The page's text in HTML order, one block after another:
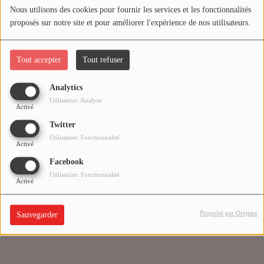
Nous utilisons des cookies pour fournir les services et les fonctionnalités
proposés sur notre site et pour améliorer l'expérience de nos utilisateurs.
Tout accepter Tout refuser
Analytics
Activé
Utilisation: Analyse
Twitter
Activé
Utilisation: Fonctionnalité
Facebook
Activé
Utilisation: Fonctionnalité
Sauvegarder Propulsé par Orejime
Médias
PODCASTS
Agenda
Titres diffusés
Se connecter
Oups, vous avez
rencontré une erreur.
Il semble que la page que vous recherchez n’existe plus.